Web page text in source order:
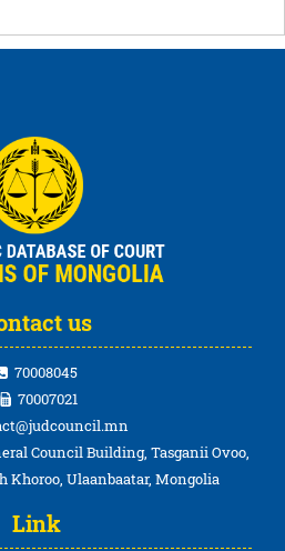
us
70008045
70007021
Council Building, Tasganii Ovoo,
Khoroo, Ulaanbaatar, Mongolia
Link